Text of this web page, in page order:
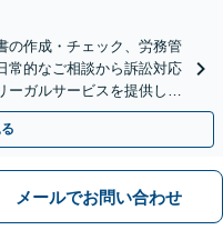
の作成・チェック、労務管
常的なご相談から訴訟対応
ーガルサービスを提供しま
】
メールでお問い合わせ